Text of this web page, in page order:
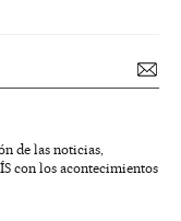
de las noticias,
con los acontecimientos